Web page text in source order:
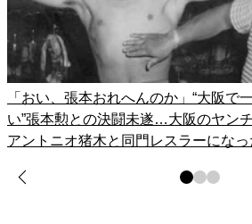
「おい、張本おれへんのか」“大阪で
い”張本勲との決闘未遂…大阪のヤン
アントニオ猪木と同門レスラーになっ